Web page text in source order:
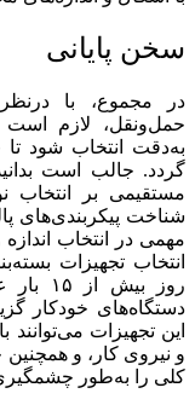
سخن پایانی
در مجموع، با
حمل‌ونقل، لازم
به‌دقت انتخاب شود
گردد. جالب است
مستقیمی بر انتخاب
شناخت پیکربندی‌های
مهمی در انتخاب
انتخاب تجهیزات
روز
دستگاه‌های خودکار
این تجهیزات
و نیروی کار، و
کلی را به‌طور